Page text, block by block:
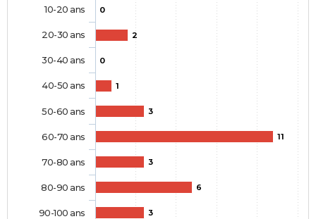
0
2
0
1
3
11
3
6
3
10-20 ans
20-30 ans
30-40 ans
40-50 ans
50-60 ans
60-70 ans
70-80 ans
80-90 ans
90-100 ans